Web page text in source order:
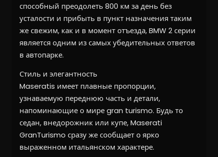
способный преодолеть 800 км за день без
усталости и прибыть в пункт назначения таким
же свежим, как и в момент отъезда, BMW 2 серии
является одним из самых убедительных ответов
в автопарке.
Стиль и элегантность
Maseratis имеет плавные пропорции,
узнаваемую переднюю часть и детали,
напоминающие о мире gran turismo. Будь то
седан, внедорожник или купе, Maserati
GranTurismo сразу же сообщает о ярко
выраженном итальянском характере.